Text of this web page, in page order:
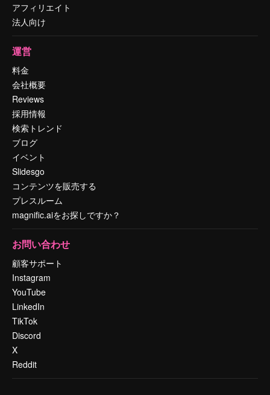
アフィリエイト
法人向け
運営
料金
会社概要
Reviews
採用情報
検索トレンド
ブログ
イベント
Slidesgo
コンテンツを販売する
プレスルーム
magnific.aiをお探しですか？
お問い合わせ
顧客サポート
Instagram
YouTube
LinkedIn
TikTok
Discord
X
Reddit